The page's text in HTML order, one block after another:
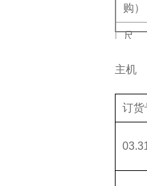
购）
转子
主机
订货